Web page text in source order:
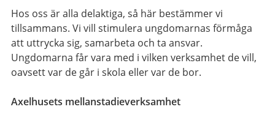
Hos oss är alla delaktiga, så här bestämmer vi
tillsammans. Vi vill stimulera ungdomarnas förmåga
att uttrycka sig, samarbeta och ta ansvar.
Ungdomarna får vara med i vilken verksamhet de vill,
oavsett var de går i skola eller var de bor.
Axelhusets mellanstadieverksamhet